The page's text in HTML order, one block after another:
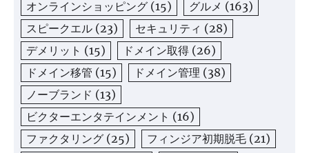
オンラインショッピング (15) グルメ (163)
スピークエル (23) セキュリティ (28)
デメリット (15) ドメイン取得 (26)
ドメイン移管 (15) ドメイン管理 (38)
ノーブランド (13)
ビクターエンタテインメント (16)
ファクタリング (25) フィンジア初期脱毛 (21)